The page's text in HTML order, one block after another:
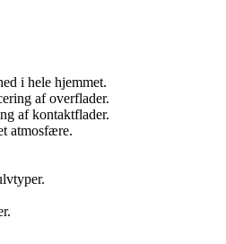
i hele hjemmet.
af overflader.
af kontaktflader.
atmosfære.